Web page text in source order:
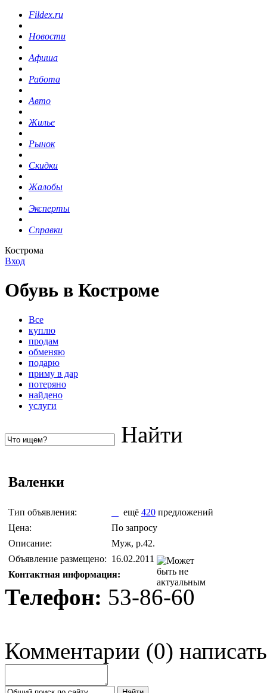
Fildex.ru
Новости
Афиша
Работа
Авто
Жилье
Рынок
Скидки
Жалобы
Эксперты
Справки
Кострома
Вход
Обувь в Костроме
Все
куплю
продам
обменяю
подарю
приму в дар
потеряно
найдено
услуги
Найти
Валенки
Тип объявления: ещё 420 предложений
Цена:
По запросу
Описание:
Муж, р.42.
Объявление размещено: 16.02.2011
Контактная информация:
Телефон: 53-86-60
Комментарии (0) написать